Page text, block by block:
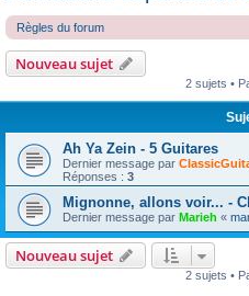
Règles du forum
Nouveau sujet
2 sujets •
Ah Ya Zein - 5 Guitares
Dernier message par
Réponses : 3
Mignonne, allons voir... -
Dernier message par Marieh «
Nouveau sujet
2 sujets •